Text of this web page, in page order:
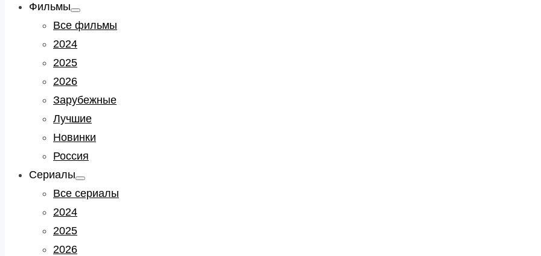
Фильмы
Show
sub
menu
Все фильмы
2024
2025
2026
Зарубежные
Лучшие
Новинки
Россия
Сериалы
Show
sub
menu
Все сериалы
2024
2025
2026